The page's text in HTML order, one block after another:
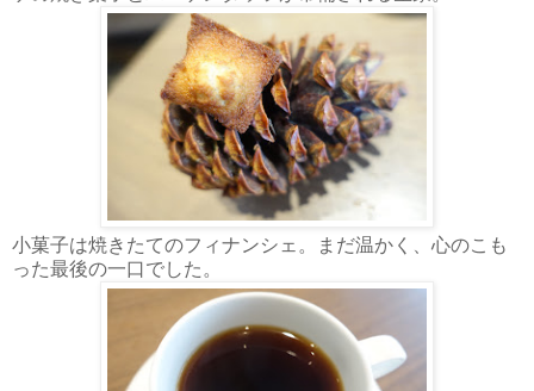
小菓子は焼きたてのフィナンシェ。まだ温かく、心のこも
った最後の一口でした。